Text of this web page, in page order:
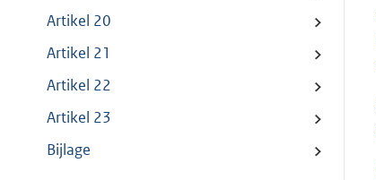
Artikel 20
Artikel 21
Artikel 22
Artikel 23
Bijlage